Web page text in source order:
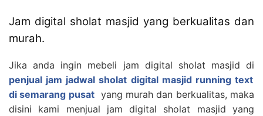
Jam digital sholat masjid yang berkualitas dan
murah.
Jika anda ingin mebeli jam digital sholat masjid di
penjual jam jadwal sholat digital masjid running text
di semarang pusatyang murah dan berkualitas, maka
disini kami menjual jam digital sholat masjid yang